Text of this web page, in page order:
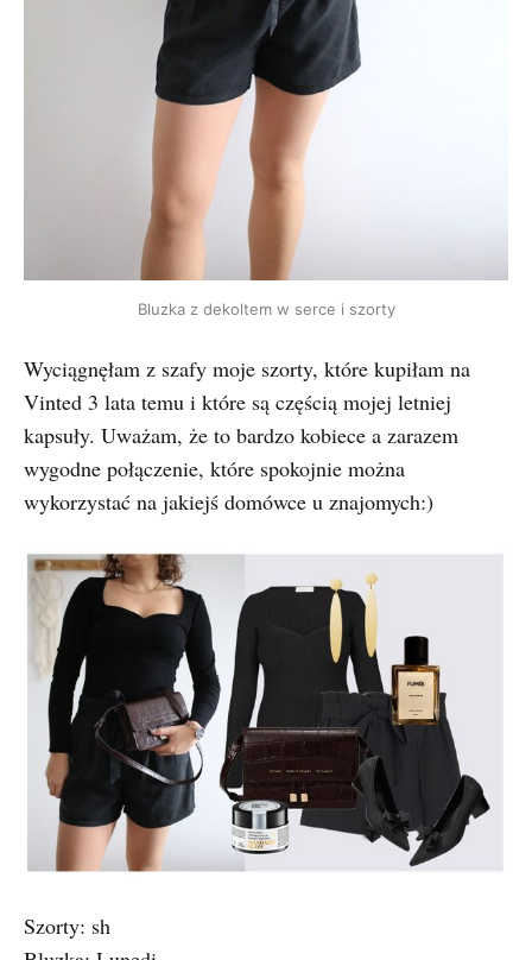
Bluzka z dekoltem w serce i szorty
Wyciągnęłam z szafy moje szorty, które kupiłam na
Vinted 3 lata temu i które są częścią mojej letniej
kapsuły. Uważam, że to bardzo kobiece a zarazem
wygodne połączenie, które spokojnie można
wykorzystać na jakiejś domówce u znajomych:)
Szorty: sh